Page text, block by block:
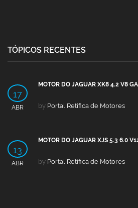
TÓPICOS RECENTES
17
ABR
MOTOR DO JAGUAR XK8 4.2 V8
by Portal Retífica de Motores
13
ABR
MOTOR DO JAGUAR XJS 5.3 6.0
by Portal Retífica de Motores